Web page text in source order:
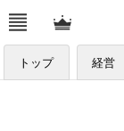
トップ 経営